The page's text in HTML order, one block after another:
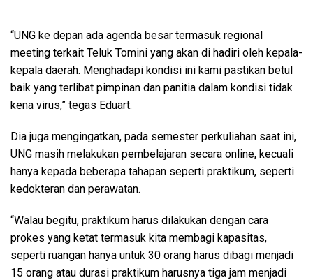
“UNG ke depan ada agenda besar termasuk regional
meeting terkait Teluk Tomini yang akan di hadiri oleh kepala-
kepala daerah. Menghadapi kondisi ini kami pastikan betul
baik yang terlibat pimpinan dan panitia dalam kondisi tidak
kena virus,” tegas Eduart.
Dia juga mengingatkan, pada semester perkuliahan saat ini,
UNG masih melakukan pembelajaran secara online, kecuali
hanya kepada beberapa tahapan seperti praktikum, seperti
kedokteran dan perawatan.
“Walau begitu, praktikum harus dilakukan dengan cara
prokes yang ketat termasuk kita membagi kapasitas,
seperti ruangan hanya untuk 30 orang harus dibagi menjadi
15 orang atau durasi praktikum harusnya tiga jam menjadi